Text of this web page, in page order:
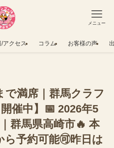
メニュー
/アクセス コラム お客様の声
で満席｜群馬クラフ
催中】📅 2026年5
群馬県高崎市🔥 本
ら予約可能🉑昨日は